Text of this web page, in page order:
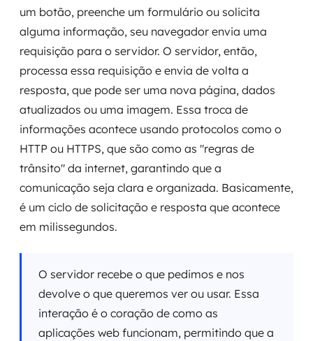
um botão, preenche um formulário ou solicita
alguma informação, seu navegador envia uma
requisição para o servidor. O servidor, então,
processa essa requisição e envia de volta a
resposta, que pode ser uma nova página, dados
atualizados ou uma imagem. Essa troca de
informações acontece usando protocolos como o
HTTP ou HTTPS, que são como as "regras de
trânsito" da internet, garantindo que a
comunicação seja clara e organizada. Basicamente,
é um ciclo de solicitação e resposta que acontece
em milissegundos.
O servidor recebe o que pedimos e nos
devolve o que queremos ver ou usar. Essa
interação é o coração de como as
aplicações web funcionam, permitindo que a